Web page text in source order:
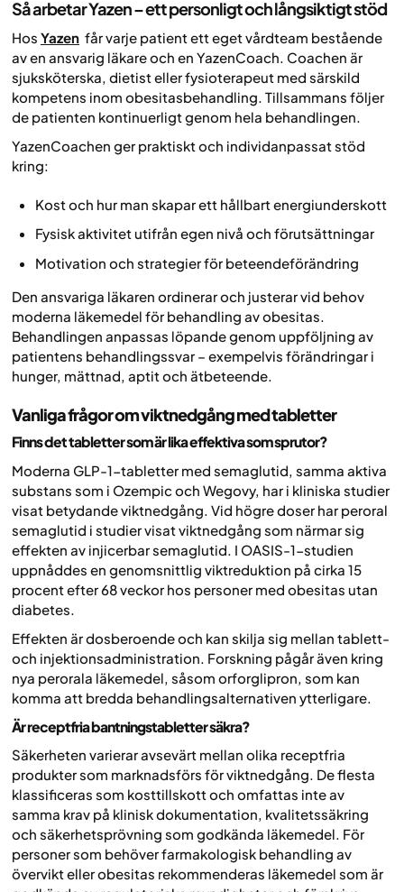
Så arbetar Yazen – ett personligt och långsiktigt stöd
Hos Yazen får varje patient ett eget vårdteam bestående
av en ansvarig läkare och en YazenCoach. Coachen är
sjuksköterska, dietist eller fysioterapeut med särskild
kompetens inom obesitasbehandling. Tillsammans följer
de patienten kontinuerligt genom hela behandlingen.
YazenCoachen ger praktiskt och individanpassat stöd
kring:
Kost och hur man skapar ett hållbart energiunderskott
Fysisk aktivitet utifrån egen nivå och förutsättningar
Motivation och strategier för beteendeförändring
Den ansvariga läkaren ordinerar och justerar vid behov
moderna läkemedel för behandling av obesitas.
Behandlingen anpassas löpande genom uppföljning av
patientens behandlingssvar – exempelvis förändringar i
hunger, mättnad, aptit och ätbeteende.
Vanliga frågor om viktnedgång med tabletter
Finns det tabletter som är lika effektiva som sprutor?
Moderna GLP-1-tabletter med semaglutid, samma aktiva
substans som i Ozempic och Wegovy, har i kliniska studier
visat betydande viktnedgång. Vid högre doser har peroral
semaglutid i studier visat viktnedgång som närmar sig
effekten av injicerbar semaglutid. I OASIS-1-studien
uppnåddes en genomsnittlig viktreduktion på cirka 15
procent efter 68 veckor hos personer med obesitas utan
diabetes.
Effekten är dosberoende och kan skilja sig mellan tablett-
och injektionsadministration. Forskning pågår även kring
nya perorala läkemedel, såsom orforglipron, som kan
komma att bredda behandlingsalternativen ytterligare.
Är receptfria bantningstabletter säkra?
Säkerheten varierar avsevärt mellan olika receptfria
produkter som marknadsförs för viktnedgång. De flesta
klassificeras som kosttillskott och omfattas inte av
samma krav på klinisk dokumentation, kvalitetssäkring
och säkerhetsprövning som godkända läkemedel. För
personer som behöver farmakologisk behandling av
övervikt eller obesitas rekommenderas läkemedel som är